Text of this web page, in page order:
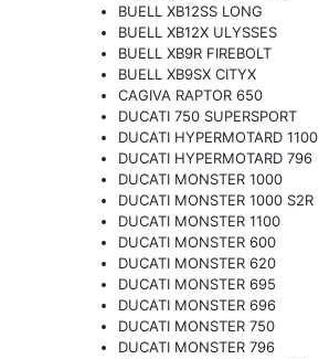
BUELL XB12SS LONG
BUELL XB12X ULYSSES
BUELL XB9R FIREBOLT
BUELL XB9SX CITYX
CAGIVA RAPTOR 650
DUCATI 750 SUPERSPORT
DUCATI HYPERMOTARD 1100
DUCATI HYPERMOTARD 796
DUCATI MONSTER 1000
DUCATI MONSTER 1000 S2R
DUCATI MONSTER 1100
DUCATI MONSTER 600
DUCATI MONSTER 620
DUCATI MONSTER 695
DUCATI MONSTER 696
DUCATI MONSTER 750
DUCATI MONSTER 796